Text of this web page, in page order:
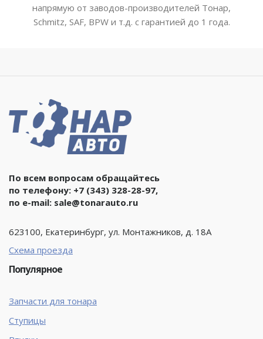
напрямую от заводов-производителей Тонар,
Schmitz, SAF, BPW и т.д. с гарантией до 1 года.
По всем вопросам обращайтесь
по телефону: +7 (343) 328-28-97,
по e-mail: sale@tonarauto.ru
623100, Екатеринбург, ул. Монтажников, д. 18А
Схема проезда
Популярное
Запчасти для тонара
Ступицы